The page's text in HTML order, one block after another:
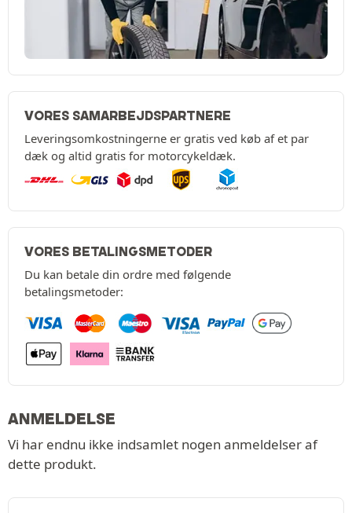
VORES SAMARBEJDSPARTNERE
Leveringsomkostningerne er gratis ved køb af et par
dæk og altid gratis for motorcykeldæk.
VORES BETALINGSMETODER
Du kan betale din ordre med følgende
betalingsmetoder:
ANMELDELSE
Vi har endnu ikke indsamlet nogen anmeldelser af
dette produkt.